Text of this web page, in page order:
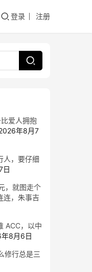
登录 注册
爱人拥抱
年8月7
人，要仔细
日
，就图走个
连，朱事吉
ACC，以中
8月6日
修行总是三